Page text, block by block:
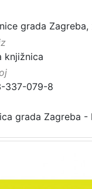
grada Zagreba,
knjižnica
337-079-8
grada Zagreba -